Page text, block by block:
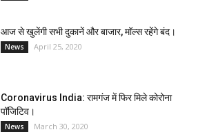
आज से खुलेंगी सभी दुकानें और बाजार, मॉल्स रहेंगे बंद।
News April 25, 2020
Coronavirus India: रामगंज में फिर मिले कोरोना
पॉजिटिव।
News March 30, 2020